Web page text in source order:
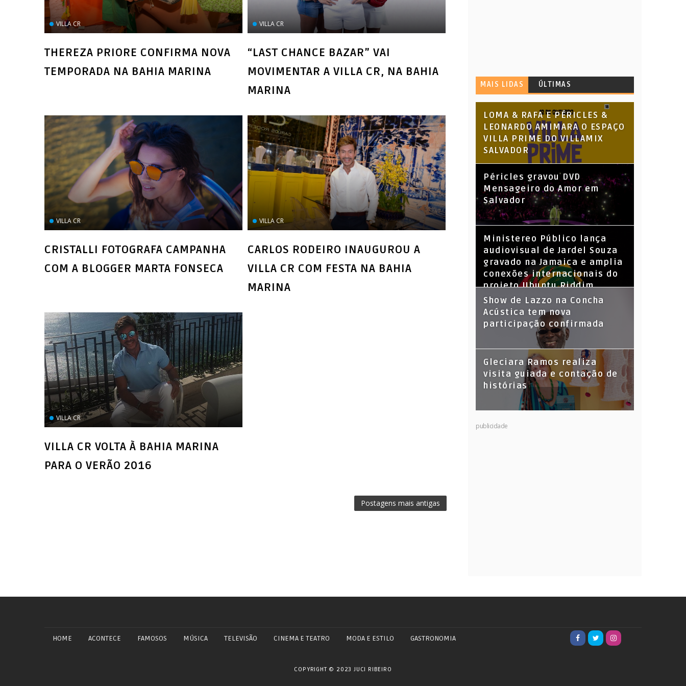
VILLA CR
THEREZA PRIORE CONFIRMA NOVA
VILLA CR
“LAST CHANCE BAZAR” VAI
MOVIMENTAR A VILLA CR, NA BAHIA
MARINA
VILLA CR
CRISTALLI FOTOGRAFA CAMPANHA
VILLA CR
CARLOS RODEIRO INAUGUROU A
VILLA CR COM FESTA NA BAHIA
VILLA CR
VILLA CR VOLTA À BAHIA MARINA
Postagens mais antigas
MAIS LIDAS ÚLTIMAS
LOMA & RAFA E PÉRICLES &
LEONARDO AMIMARA O ESPAÇO
VILLA PRIME DO VILLAMIX
SALVADOR
Péricles gravou DVD
Mensageiro do Amor em
Salvador
​Ministereo Público lança
audiovisual de Jardel Souza
gravado na Jamaica e amplia
conexões internacionais do
projeto Ubuntu Riddim
Show de Lazzo na Concha
Acústica tem nova
participação confirmada
Gleciara Ramos realiza
visita guiada e contação de
histórias
publicidade
HOME ACONTECE FAMOSOS MÚSICA TELEVISÃO CINEMA E TEATRO MODA E ESTILO GASTRONOMIA
COPYRIGHT © 2023 JUCI RIBEIRO